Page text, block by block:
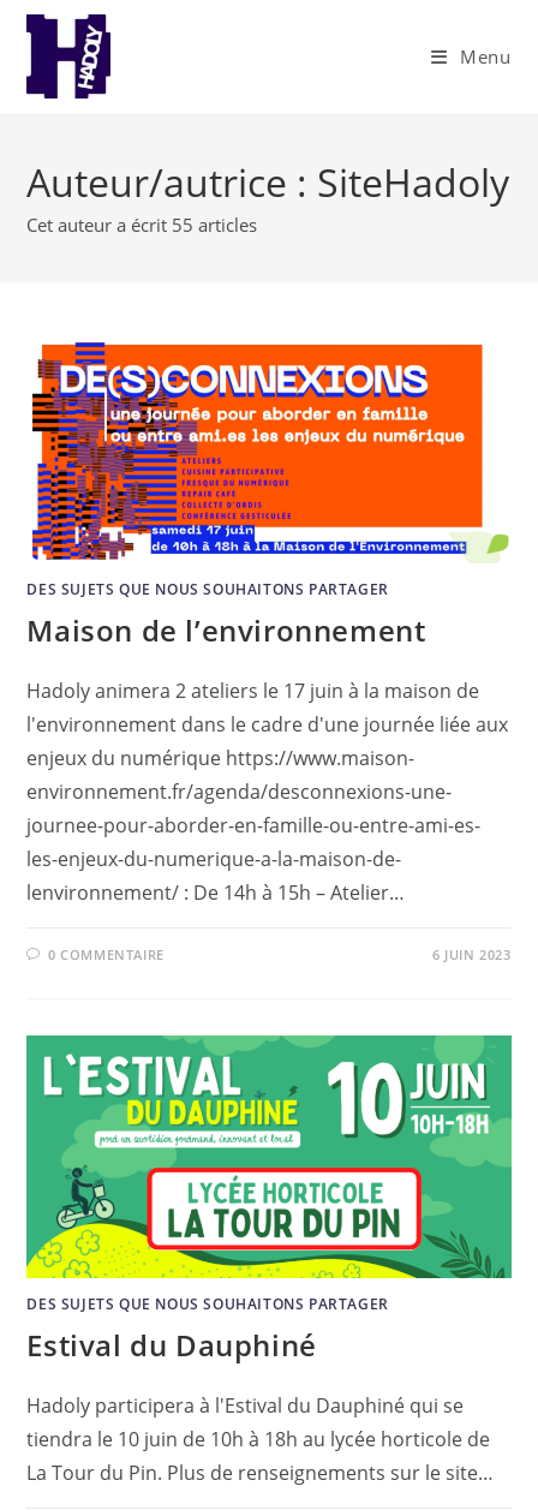
Skip
content
Menu
Auteur/autrice : SiteHadoly
Cet auteur a écrit 55 articles
DES SUJETS QUE NOUS SOUHAITONS PARTAGER
Maison de l’environnement
Hadoly animera 2 ateliers le 17 juin à la maison de
l'environnement dans le cadre d'une journée liée aux
enjeux du numérique https://www.maison-
environnement.fr/agenda/desconnexions-une-
journee-pour-aborder-en-famille-ou-entre-ami-es-
les-enjeux-du-numerique-a-la-maison-de-
lenvironnement/ : De 14h à 15h – Atelier…
0 COMMENTAIRE 6 JUIN 2023
DES SUJETS QUE NOUS SOUHAITONS PARTAGER
Estival du Dauphiné
Hadoly participera à l'Estival du Dauphiné qui se
tiendra le 10 juin de 10h à 18h au lycée horticole de
La Tour du Pin. Plus de renseignements sur le site…